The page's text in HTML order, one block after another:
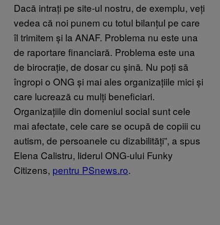
Dacă intrați pe site-ul nostru, de exemplu, veți
vedea că noi punem cu totul bilanțul pe care
îl trimitem și la ANAF. Problema nu este una
de raportare financiară. Problema este una
de birocrație, de dosar cu șină. Nu poți să
îngropi o ONG și mai ales organizațiile mici și
care lucrează cu mulți beneficiari.
Organizațiile din domeniul social sunt cele
mai afectate, cele care se ocupă de copiii cu
autism, de persoanele cu dizabilități”, a spus
Elena Calistru, liderul ONG-ului Funky
Citizens, pentru PSnews.ro.